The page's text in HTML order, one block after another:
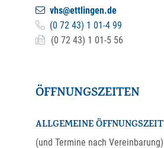
vhs@ettlingen.de
(0 72 43) 1 01-4 99
(0 72 43) 1 01-5 56
ÖFFNUNGSZEITEN
ALLGEMEINE ÖFFNUNGSZEIT
(und Termine nach Vereinbarung)